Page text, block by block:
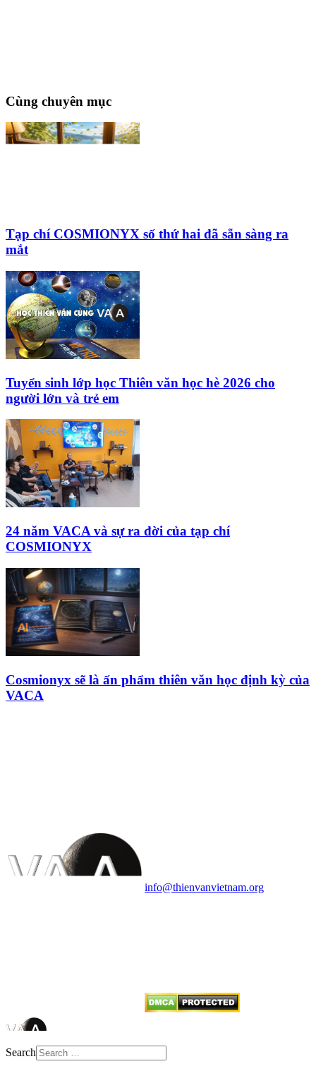
Cùng chuyên mục
Tạp chí COSMIONYX số thứ hai đã sẵn sàng ra
mắt
Tuyển sinh lớp học Thiên văn học hè 2026 cho
người lớn và trẻ em
24 năm VACA và sự ra đời của tạp chí
COSMIONYX
Cosmionyx sẽ là ấn phẩm thiên văn học định kỳ của
VACA
info@thienvanvietnam.org
Search